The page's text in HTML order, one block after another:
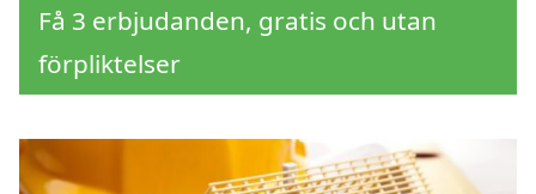
Få 3 erbjudanden, gratis och utan
förpliktelser